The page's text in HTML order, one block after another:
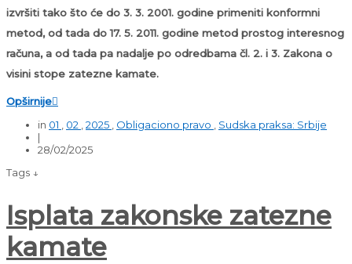
izvršiti tako što će do 3. 3. 2001. godine primeniti konformni
metod, od tada do 17. 5. 2011. godine metod prostog interesnog
računa, a od tada pa nadalje po odredbama čl. 2. i 3. Zakona o
visini stope zatezne kamate.
Opširnije
in 01 02 2025 Obligaciono pravo
Sudska praksa: Srbije
|
28/02/2025
Tags ↓
Isplata zakonske zatezne
kamate